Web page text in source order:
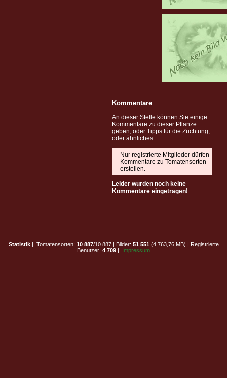
Kommentare
An dieser Stelle können Sie einige
Kommentare zu dieser Pflanze
geben, oder Tipps für die Züchtung,
oder ähnliches.
Nur registrierte Mitglieder dürfen
Kommentare zu Tomatensorten
erstellen.
Leider wurden noch keine
Kommentare eingetragen!
Statistik|| Tomatensorten: 10 887/10 887 | Bilder: 51 551 (4 763,76 MB) | Registrierte
Benutzer: 4 709 || Impressum